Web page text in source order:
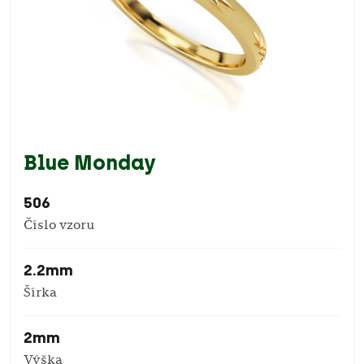
Blue Monday
506
Číslo vzoru
2.2mm
Šírka
2mm
Výška